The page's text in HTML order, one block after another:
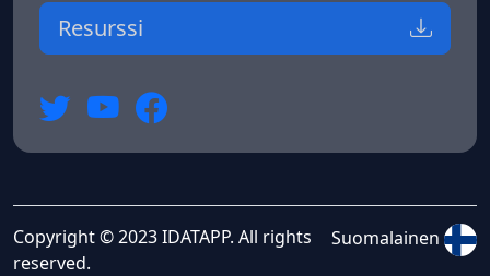
Resurssi
Copyright © 2023 IDATAPP. All rights
reserved.
Suomalainen